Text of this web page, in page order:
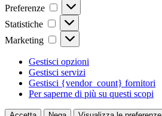
Preferenze
Preferenze
Statistiche Statistiche
Marketing Marketing
Gestisci opzioni
Gestisci servizi
Gestisci {vendor_count} fornitori
Per saperne di più su questi scopi